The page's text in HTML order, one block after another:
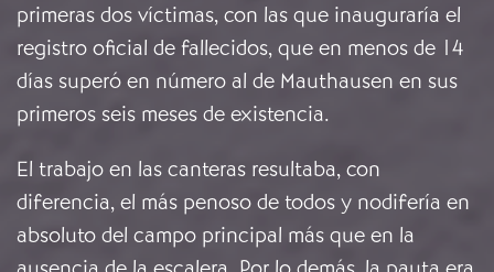
primeras dos víctimas, con las que inauguraría el
registro oficial de fallecidos, que en menos de 14
días superó en número al de Mauthausen en sus
primeros seis meses de existencia.
El trabajo en las canteras resultaba, con
diferencia, el más penoso de todos y nodifería en
absoluto del campo principal más que en la